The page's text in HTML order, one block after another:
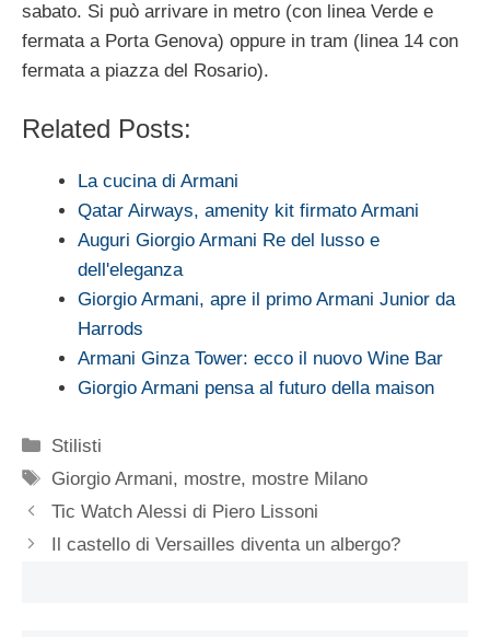
sabato. Si può arrivare in metro (con linea Verde e
fermata a Porta Genova) oppure in tram (linea 14 con
fermata a piazza del Rosario).
Related Posts:
La cucina di Armani
Qatar Airways, amenity kit firmato Armani
Auguri Giorgio Armani Re del lusso e
dell'eleganza
Giorgio Armani, apre il primo Armani Junior da
Harrods
Armani Ginza Tower: ecco il nuovo Wine Bar
Giorgio Armani pensa al futuro della maison
Categorie
Stilisti
Tag
Giorgio Armani, mostre, mostre Milano
Tic Watch Alessi di Piero Lissoni
Il castello di Versailles diventa un albergo?